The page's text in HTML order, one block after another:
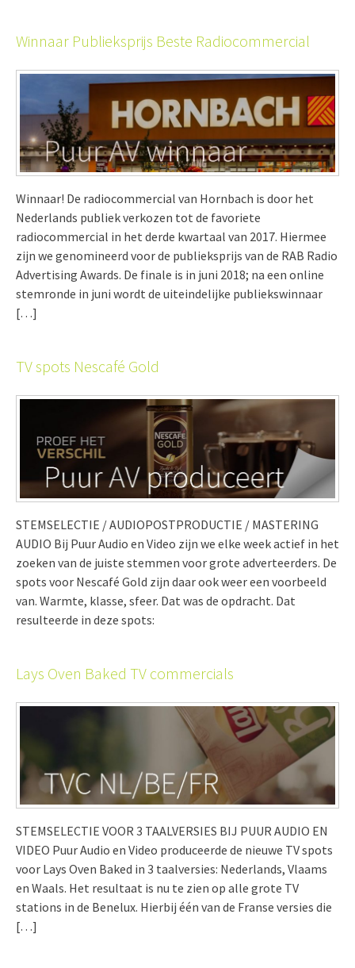
Winnaar Publieksprijs Beste Radiocommercial
Winnaar! De radiocommercial van Hornbach is door het
Nederlands publiek verkozen tot de favoriete
radiocommercial in het derde kwartaal van 2017. Hiermee
zijn we genomineerd voor de publieksprijs van de RAB Radio
Advertising Awards. De finale is in juni 2018; na een online
stemronde in juni wordt de uiteindelijke publiekswinnaar
[…]
TV spots Nescafé Gold
STEMSELECTIE / AUDIOPOSTPRODUCTIE / MASTERING
AUDIO Bij Puur Audio en Video zijn we elke week actief in het
zoeken van de juiste stemmen voor grote adverteerders. De
spots voor Nescafé Gold zijn daar ook weer een voorbeeld
van. Warmte, klasse, sfeer. Dat was de opdracht. Dat
resulteerde in deze spots:
Lays Oven Baked TV commercials
STEMSELECTIE VOOR 3 TAALVERSIES BIJ PUUR AUDIO EN
VIDEO Puur Audio en Video produceerde de nieuwe TV spots
voor Lays Oven Baked in 3 taalversies: Nederlands, Vlaams
en Waals. Het resultaat is nu te zien op alle grote TV
stations in de Benelux. Hierbij één van de Franse versies die
[…]